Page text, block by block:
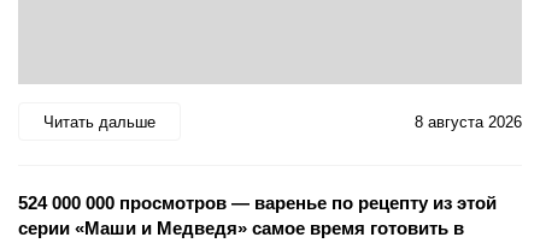
Читать дальше 8 августа 2026
524 000 000 просмотров — варенье по рецепту из этой
серии «Маши и Медведя» самое время готовить в